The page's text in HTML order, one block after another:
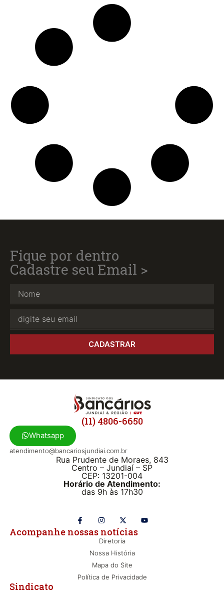
Fique por dentro
Cadastre seu Email >
CADASTRAR
Sindicato
Diretoria
Nossa História
Mapa do Site
Política de Privacidade
Acompanhe nossas notícias
(11) 4806-6650
Whatsapp
atendimento@bancariosjundiai.com.br
Rua Prudente de Moraes, 843
Centro – Jundiaí – SP
CEP: 13201-004
Horário de Atendimento:
das 9h às 17h30